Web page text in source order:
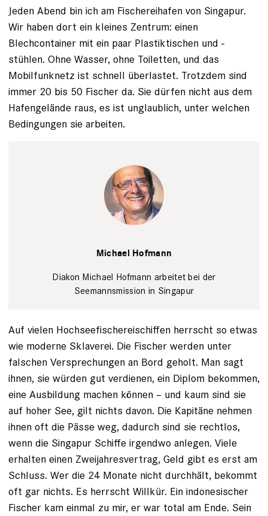
Jeden Abend bin ich am Fischereihafen von Singapur.
Wir haben dort ein kleines Zentrum: einen
Blechcontainer mit ein paar Plastiktischen und -
stühlen. Ohne Wasser, ohne Toiletten, und das
Mobilfunknetz ist schnell überlastet. Trotzdem sind
immer 20 bis 50 Fischer da. Sie dürfen nicht aus dem
Hafengelände raus, es ist unglaublich, unter welchen
Bedingungen sie arbeiten.
epd/ILSM
Michael Hofmann
Diakon Michael Hofmann arbeitet bei der
Seemannsmission in Singapur
Auf vielen Hochseefischereischiffen herrscht so etwas
wie moderne Sklaverei. Die Fischer werden unter
falschen Versprechungen an Bord geholt. Man sagt
ihnen, sie würden gut verdienen, ein Diplom bekommen,
eine Ausbildung machen können – und kaum sind sie
auf hoher See, gilt nichts davon. Die Kapitäne nehmen
ihnen oft die Pässe weg, dadurch sind sie rechtlos,
wenn die Singapur Schiffe irgendwo anlegen. Viele
erhalten einen Zweijahresvertrag, Geld gibt es erst am
Schluss. Wer die 24 Monate nicht durchhält, bekommt
oft gar nichts. Es herrscht Willkür. Ein indonesischer
Fischer kam einmal zu mir, er war total am Ende. Sein